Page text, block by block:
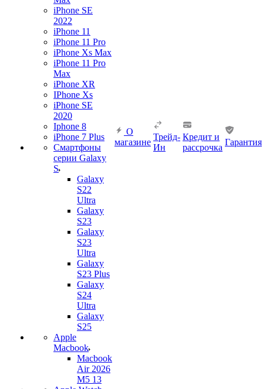
iPhone SE
2022
iPhone 11
iPhone 11 Pro
iPhone Xs Max
iPhone 11 Pro
Max
iPhone XR
IPhone Xs
iPhone SE
2020
Iphone 8
iPhone 7 Plus
Смартфоны
серии Galaxy
S
Galaxy
S22
Ultra
Galaxy
S23
Galaxy
S23
Ultra
Galaxy
S23 Plus
Galaxy
S24
Ultra
Galaxy
S25
Apple
Macbook
Macbook
Air 2026
M5 13
О
магазине
Трейд-
Ин
Кредит и
рассрочка
Гарантия